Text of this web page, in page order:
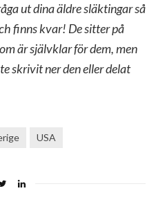
ut dina äldre släktingar så
finns kvar! De sitter på
är självklar för dem, men
skrivit ner den eller delat
USA